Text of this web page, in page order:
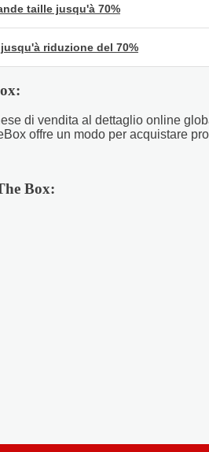
taille jusqu'à 70%
riduzione del 70%
di vendita al dettaglio online
offre un modo per acquistare
Box: